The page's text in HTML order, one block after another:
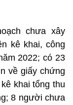
chưa xây
kê khai, công
2022; có 23
về giấy chứng
khai tổng thu
8 người chưa